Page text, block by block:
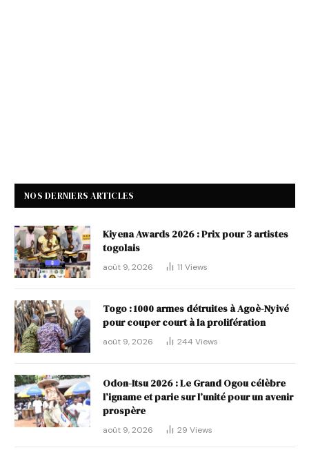
NOS DERNIERS ARTICLES
Kiyena Awards 2026 : Prix pour 3 artistes
togolais
août 9, 2026 11 Views
Togo : 1000 armes détruites à Agoè-Nyivé
pour couper court à la prolifération
août 9, 2026 244 Views
Odon-Itsu 2026 : Le Grand Ogou célèbre
l’igname et parie sur l’unité pour un avenir
prospère
août 9, 2026 29 Views